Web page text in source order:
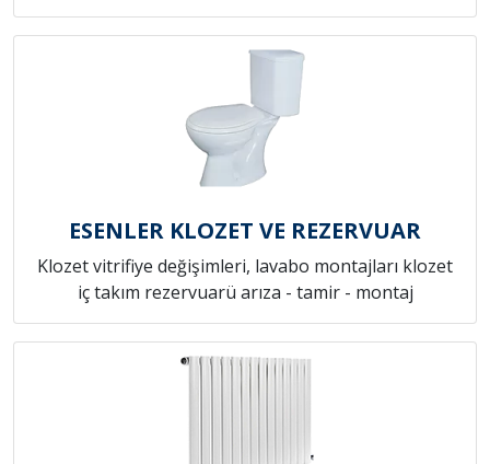
ESENLER KLOZET VE REZERVUAR
Klozet vitrifiye değişimleri, lavabo montajları klozet
iç takım rezervuarü arıza - tamir - montaj